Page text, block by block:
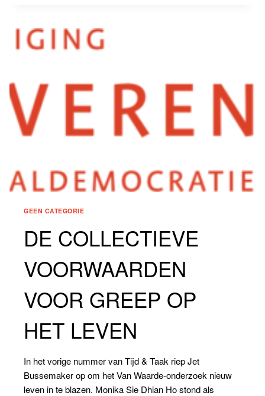
GEEN CATEGORIE
DE COLLECTIEVE
VOORWAARDEN
VOOR GREEP OP
HET LEVEN
In het vorige nummer van Tijd & Taak riep Jet
Bussemaker op om het Van Waarde-onderzoek nieuw
leven in te blazen. Monika Sie Dhian Ho stond als